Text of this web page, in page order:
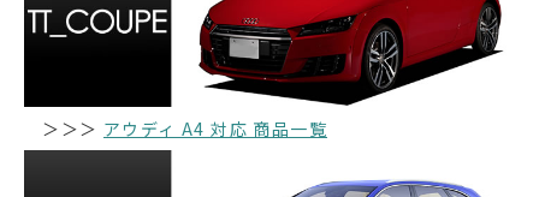
＞＞＞ アウディ A4 対応 商品一覧